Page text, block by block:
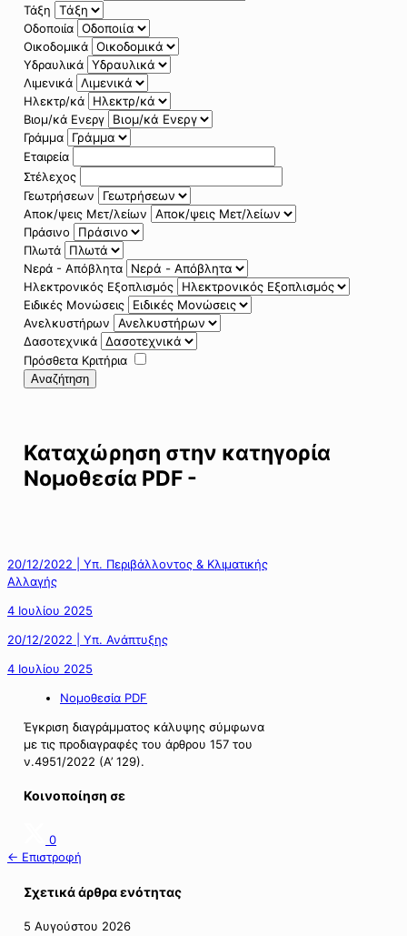
Τάξη
Οδοποιία
Οικοδομικά
Υδραυλικά
Λιμενικά
Ηλεκτρ/κά
Βιομ/κά Ενεργ
Γράμμα
Εταιρεία
Στέλεχος
Γεωτρήσεων
Αποκ/ψεις Μετ/λείων
Πράσινο
Πλωτά
Νερά - Απόβλητα
Ηλεκτρονικός Εξοπλισμός
Ειδικές Μονώσεις
Ανελκυστήρων
Δασοτεχνικά
Πρόσθετα Κριτήρια
Αναζήτηση
Καταχώρηση στην κατηγορία
Νομοθεσία PDF -
20/12/2022 | Υπ. Περιβάλλοντος & Κλιματικής
Αλλαγής
4 Ιουλίου 2025
20/12/2022 | Υπ. Ανάπτυξης
4 Ιουλίου 2025
Νομοθεσία PDF
Έγκριση διαγράμματος κάλυψης σύμφωνα
με τις προδιαγραφές του άρθρου 157 του
ν.4951/2022 (Α’ 129).
Κοινοποίηση σε
0
← Επιστροφή
Σχετικά άρθρα ενότητας
5 Αυγούστου 2026